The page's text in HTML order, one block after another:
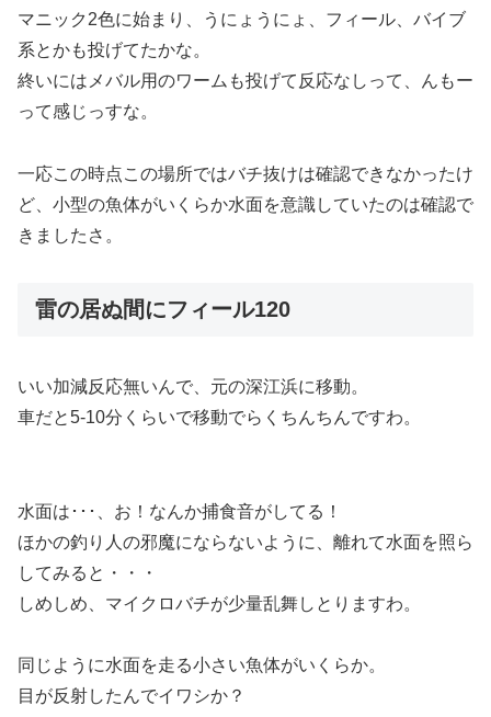
マニック2色に始まり、うにょうにょ、フィール、バイブ
系とかも投げてたかな。
終いにはメバル用のワームも投げて反応なしって、んもー
って感じっすな。
一応この時点この場所ではバチ抜けは確認できなかったけ
ど、小型の魚体がいくらか水面を意識していたのは確認で
きましたさ。
雷の居ぬ間にフィール120
いい加減反応無いんで、元の深江浜に移動。
車だと5-10分くらいで移動でらくちんちんですわ。
水面は･･･、お！なんか捕食音がしてる！
ほかの釣り人の邪魔にならないように、離れて水面を照ら
してみると・・・
しめしめ、マイクロバチが少量乱舞しとりますわ。
同じように水面を走る小さい魚体がいくらか。
目が反射したんでイワシか？